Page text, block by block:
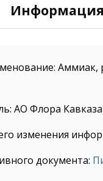
Информация
Аммиак,
АО Флора Кавказа
изменения
документа: